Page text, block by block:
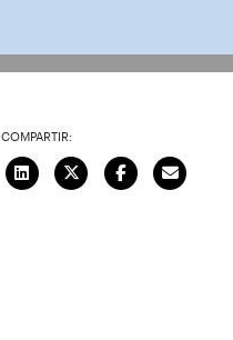
COMPARTIR: